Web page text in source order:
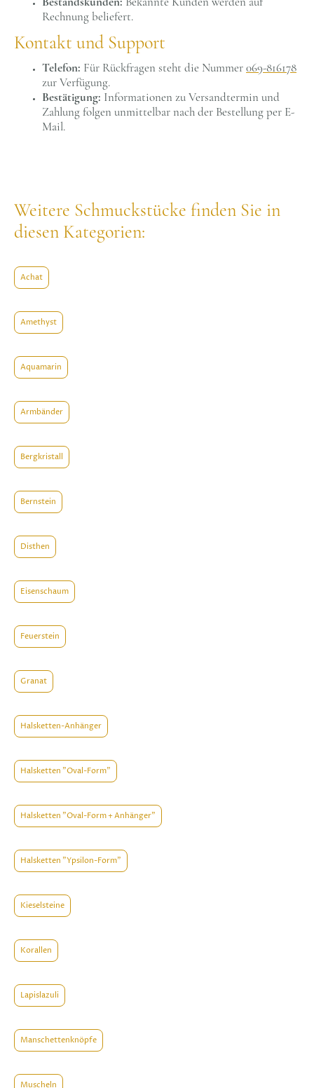
Rechnung beliefert.
Kontakt und Support
Telefon: Für Rückfragen steht die Nummer069-816178
zur Verfügung.
Bestätigung: Informationen zu Versandtermin und
Zahlung folgen unmittelbar nach der Bestellung per E-
Mail.
Weitere Schmuckstücke finden Sie in
diesen Kategorien:
Achat
Amethyst
Aquamarin
Armbänder
Bergkristall
Bernstein
Disthen
Eisenschaum
Feuerstein
Granat
Halsketten-Anhänger
Halsketten "Oval-Form"
Halsketten "Oval-Form + Anhänger"
Halsketten "Ypsilon-Form"
Kieselsteine
Korallen
Lapislazuli
Manschettenknöpfe
Muscheln